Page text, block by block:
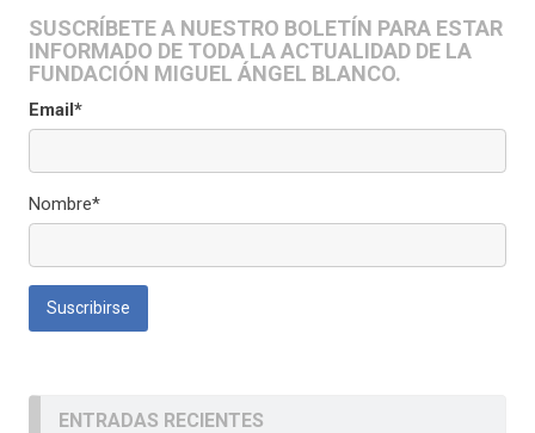
SUSCRÍBETE A NUESTRO BOLETÍN PARA ESTAR
INFORMADO DE TODA LA ACTUALIDAD DE LA
FUNDACIÓN MIGUEL ÁNGEL BLANCO.
Email*
Nombre*
ENTRADAS RECIENTES